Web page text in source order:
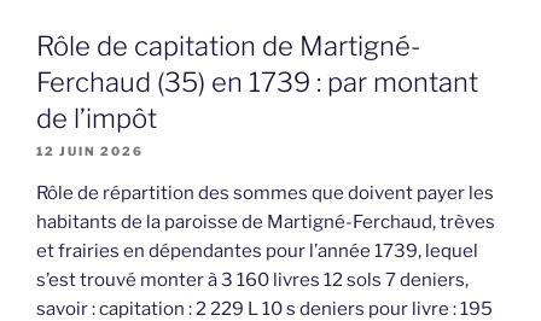
Rôle de capitation de Martigné-
Ferchaud (35) en 1739 : par montant
de l’impôt
12 JUIN 2026
Rôle de répartition des sommes que doivent payer les
habitants de la paroisse de Martigné-Ferchaud, trèves
et frairies en dépendantes pour l’année 1739, lequel
s’est trouvé monter à 3 160 livres 12 sols 7 deniers,
savoir : capitation : 2 229 L 10 s deniers pour livre : 195